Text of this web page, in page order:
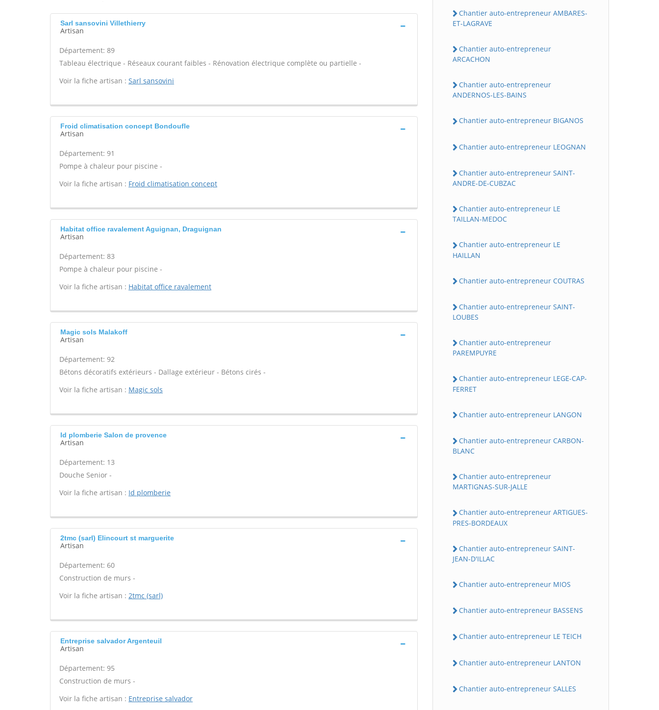
Sarl sansovini Villethierry
Artisan
Département: 89
Tableau électrique - Réseaux courant faibles - Rénovation électrique complète ou partielle -
Voir la fiche artisan : Sarl sansovini
Froid climatisation concept Bondoufle
Artisan
Département: 91
Pompe à chaleur pour piscine -
Voir la fiche artisan : Froid climatisation concept
Habitat office ravalement Aguignan, Draguignan
Artisan
Département: 83
Pompe à chaleur pour piscine -
Voir la fiche artisan : Habitat office ravalement
Magic sols Malakoff
Artisan
Département: 92
Bétons décoratifs extérieurs - Dallage extérieur - Bétons cirés -
Voir la fiche artisan : Magic sols
Id plomberie Salon de provence
Artisan
Département: 13
Douche Senior -
Voir la fiche artisan : Id plomberie
2tmc (sarl) Elincourt st marguerite
Artisan
Département: 60
Construction de murs -
Voir la fiche artisan : 2tmc (sarl)
Entreprise salvador Argenteuil
Artisan
Département: 95
Construction de murs -
Voir la fiche artisan : Entreprise salvador
Chantier auto-entrepreneur AMBARES-
ET-LAGRAVE
Chantier auto-entrepreneur
ARCACHON
Chantier auto-entrepreneur
ANDERNOS-LES-BAINS
Chantier auto-entrepreneur BIGANOS
Chantier auto-entrepreneur LEOGNAN
Chantier auto-entrepreneur SAINT-
ANDRE-DE-CUBZAC
Chantier auto-entrepreneur LE
TAILLAN-MEDOC
Chantier auto-entrepreneur LE
HAILLAN
Chantier auto-entrepreneur COUTRAS
Chantier auto-entrepreneur SAINT-
LOUBES
Chantier auto-entrepreneur
PAREMPUYRE
Chantier auto-entrepreneur LEGE-CAP-
FERRET
Chantier auto-entrepreneur LANGON
Chantier auto-entrepreneur CARBON-
BLANC
Chantier auto-entrepreneur
MARTIGNAS-SUR-JALLE
Chantier auto-entrepreneur ARTIGUES-
PRES-BORDEAUX
Chantier auto-entrepreneur SAINT-
JEAN-D'ILLAC
Chantier auto-entrepreneur MIOS
Chantier auto-entrepreneur BASSENS
Chantier auto-entrepreneur LE TEICH
Chantier auto-entrepreneur LANTON
Chantier auto-entrepreneur SALLES